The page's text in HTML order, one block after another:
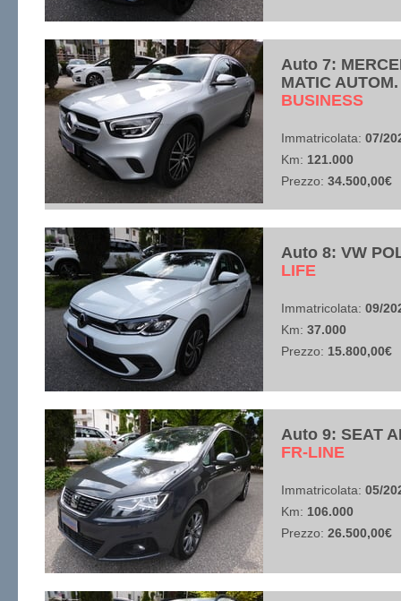
Auto 7:
MATIC AUTOM.
​BUSINESS
Immatricolata: 07/
Km: 121.000
Prezzo: 34.500,00€
Auto 8: VW
​LIFE
Immatricolata: 09/
Km: 37.000
Prezzo: 15.800,00€
Auto 9: SEAT
​FR-LINE
Immatricolata: 05/
Km: 106.000
Prezzo: 26.500,00€